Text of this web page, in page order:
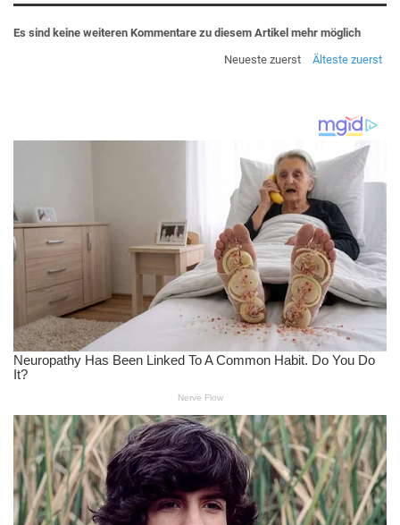
Es sind keine weiteren Kommentare zu diesem Artikel mehr möglich
Neueste zuerst
Älteste zuerst